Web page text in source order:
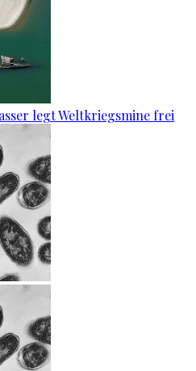
legt Weltkriegsmine frei